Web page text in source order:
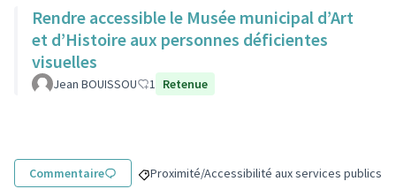
Rendre accessible le Musée municipal d’Art
et d’Histoire aux personnes déficientes
visuelles
Jean BOUISSOU 1 Retenue
Commentaire Filtrer les résultats de la catégorie :
Proximité/Accessibilité aux services publics